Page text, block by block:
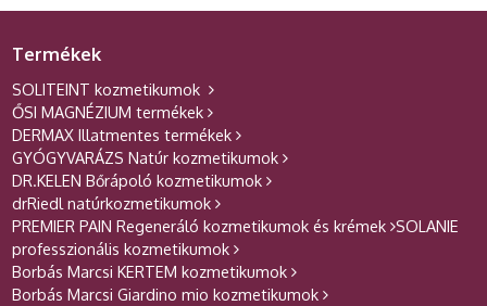
Termékek
SOLITEINT kozmetikumok
ŐSI MAGNÉZIUM termékek
DERMAX Illatmentes termékek
GYÓGYVARÁZS Natúr kozmetikumok
DR.KELEN Bőrápoló kozmetikumok
drRiedl natúrkozmetikumok
PREMIER PAIN Regeneráló kozmetikumok és krémek SOLANIE
professzionális kozmetikumok
Borbás Marcsi KERTEM kozmetikumok
Borbás Marcsi Giardino mio kozmetikumok